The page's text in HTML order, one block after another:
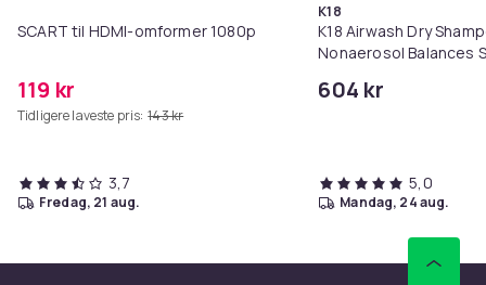
SCART til HDMI-omformer 1080p
119 kr
Tidligere laveste pris: 143 kr
3,7
fredag, 21 aug.
K18
K18 Airwash Dry
Nonaerosol Balances
604 kr
5,0
mandag, 24 aug.